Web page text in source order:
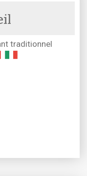
traditionnel